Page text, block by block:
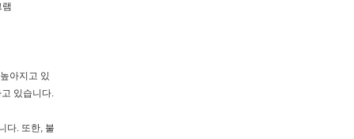
아지고 있
있습니다.
다. 또한, 불